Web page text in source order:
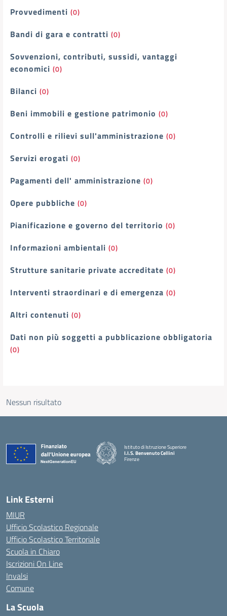
Provvedimenti (0)
Bandi di gara e contratti (0)
Sovvenzioni, contributi, sussidi, vantaggi
economici (0)
Bilanci (0)
Beni immobili e gestione patrimonio (0)
Controlli e rilievi sull'amministrazione (0)
Servizi erogati (0)
Pagamenti dell' amministrazione (0)
Opere pubbliche (0)
Pianificazione e governo del territorio (0)
Informazioni ambientali (0)
Strutture sanitarie private accreditate (0)
Interventi straordinari e di emergenza (0)
Altri contenuti (0)
Dati non più soggetti a pubblicazione obbligatoria
(0)
Nessun risultato
Istituto di Istruzione Superiore
I.I.S. Benvenuto Cellini
Firenze
Link Esterni
MIUR
Ufficio Scolastico Regionale
Ufficio Scolastico Territoriale
Scuola in Chiaro
Iscrizioni On Line
Invalsi
Comune
La Scuola